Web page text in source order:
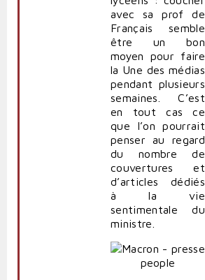
avec sa prof de
Français semble
être un bon
moyen pour faire
la Une des médias
pendant plusieurs
semaines. C’est
en tout cas ce
que l’on pourrait
penser au regard
du nombre de
couvertures et
d’articles dédiés
à la vie
sentimentale du
ministre.